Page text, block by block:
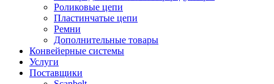
Роликовые цепи
Пластинчатые цепи
Ремни
Дополнительные товары
Конвейерные системы
Услуги
Поставщики